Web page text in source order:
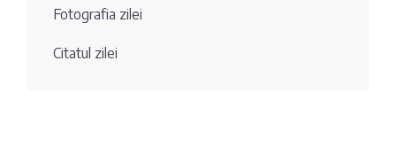
Joburi
Fotografia
Depozite
întrebare?
Sondaj
Fotografia zilei
Citatul zilei